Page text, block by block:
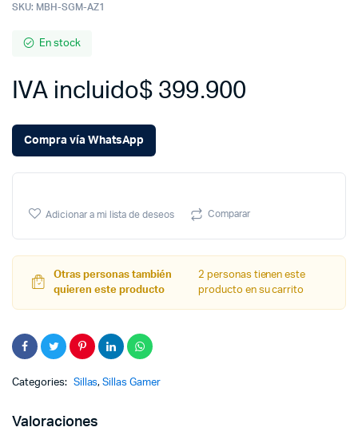
SKU: MBH-SGM-AZ1
En stock
$399.900
IVA incluido
Compra vía WhatsApp
Adicionar a mi lista de deseos Comparar
Otras personas también
quieren este producto
2 personas tienen este
producto en su carrito
Categories: Sillas,Sillas Gamer
Valoraciones